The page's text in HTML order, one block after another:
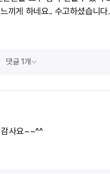
끼게 하네요.. 수고하셨습니다.
댓글 1개
감사요~~^^